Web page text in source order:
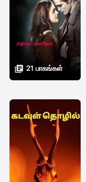
 21 பாகங்கள்